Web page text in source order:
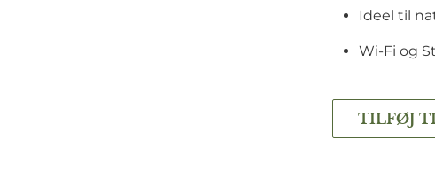
Ideel til
Wi-Fi og
TILFØJ